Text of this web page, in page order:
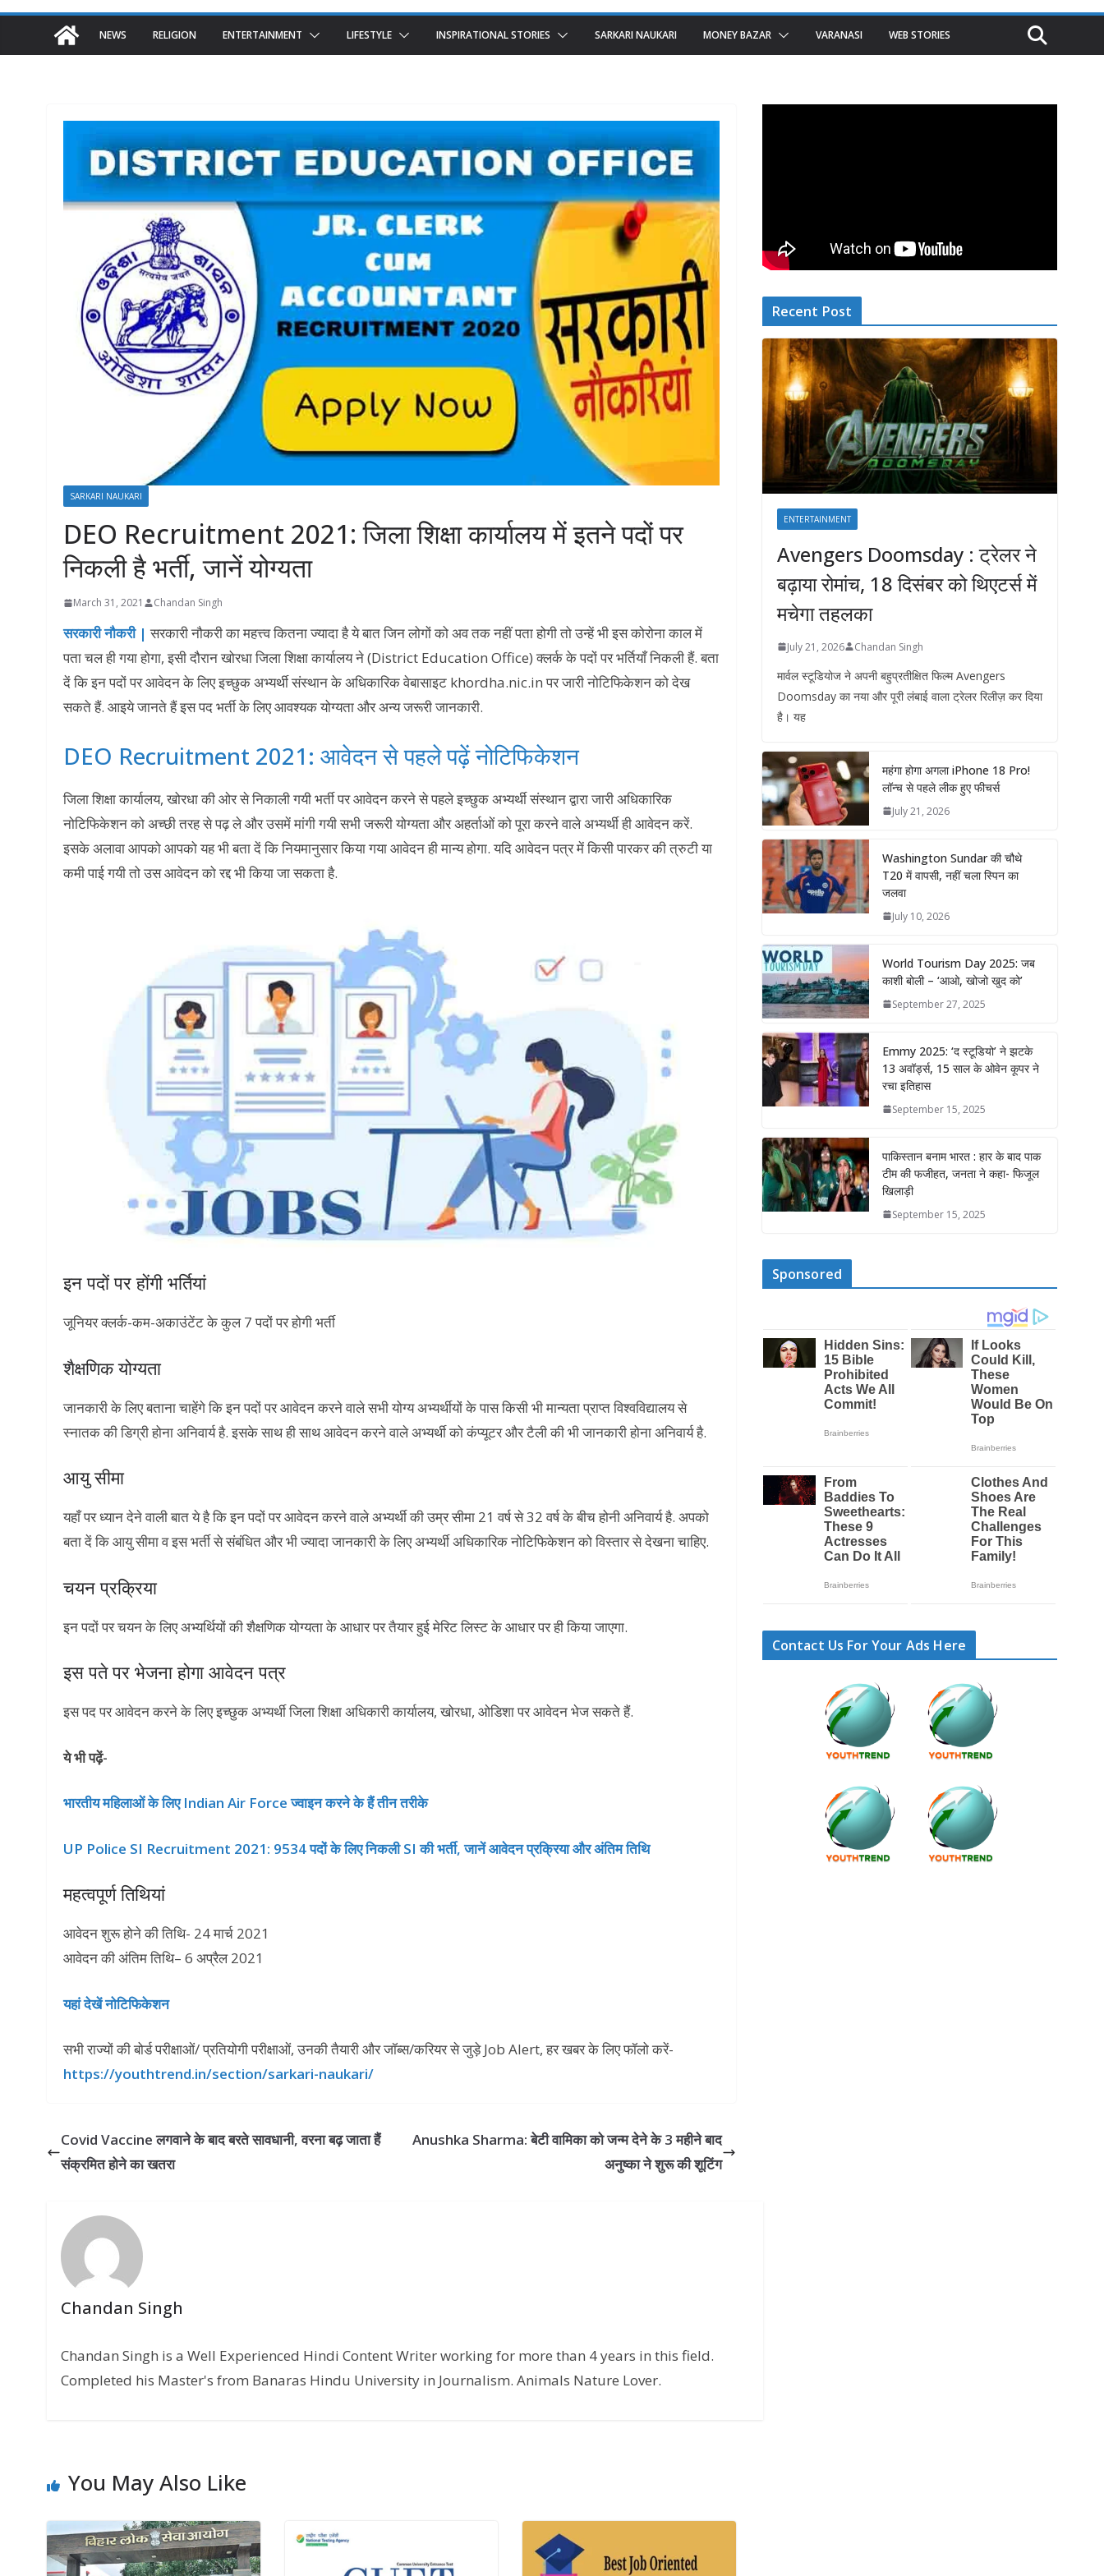
NEWS RELIGION ENTERTAINMENT LIFESTYLE INSPIRATIONAL STORIES SARKARI NAUKARI MONEY BAZAR VARANASI WEB STORIES
SARKARI NAUKARI
DEO Recruitment 2021: जिला शिक्षा कार्यालय में इतने पदों पर
निकली है भर्ती, जानें योग्यता
March 31, 2021 Chandan Singh
सरकारी नौकरी | सरकारी नौकरी का महत्त्व कितना ज्यादा है ये बात जिन लोगों को अव तक नहीं पता होगी तो उन्हें भी इस कोरोना काल में
पता चल ही गया होगा, इसी दौरान खोरधा जिला शिक्षा कार्यालय ने (District Education Office) क्लर्क के पदों पर भर्तियाँ निकली हैं. बता
दें कि इन पदों पर आवेदन के लिए इच्छुक अभ्यर्थी संस्थान के अधिकारिक वेबासाइट khordha.nic.in पर जारी नोटिफिकेशन को देख
सकते हैं. आइये जानते हैं इस पद भर्ती के लिए आवश्यक योग्यता और अन्य जरूरी जानकारी.
DEO Recruitment 2021: आवेदन से पहले पढ़ें नोटिफिकेशन
जिला शिक्षा कार्यालय, खोरधा की ओर से निकाली गयी भर्ती पर आवेदन करने से पहले इच्छुक अभ्यर्थी संस्थान द्वारा जारी अधिकारिक
नोटिफिकेशन को अच्छी तरह से पढ़ ले और उसमें मांगी गयी सभी जरूरी योग्यता और अहर्ताओं को पूरा करने वाले अभ्यर्थी ही आवेदन करें.
इसके अलावा आपको आपको यह भी बता दें कि नियमानुसार किया गया आवेदन ही मान्य होगा. यदि आवेदन पत्र में किसी पारकर की त्रुटी या
कमी पाई गयी तो उस आवेदन को रद्द भी किया जा सकता है.
इन पदों पर होंगी भर्तियां
जूनियर क्लर्क-कम-अकाउंटेंट के कुल 7 पदों पर होगी भर्ती
शैक्षणिक योग्यता
जानकारी के लिए बताना चाहेंगे कि इन पदों पर आवेदन करने वाले सभी योग्य अभ्यर्थीयों के पास किसी भी मान्यता प्राप्त विश्वविद्यालय से
स्नातक की डिग्री होना अनिवार्य है. इसके साथ ही साथ आवेदन करने वाले अभ्यर्थी को कंप्यूटर और टैली की भी जानकारी होना अनिवार्य है.
आयु सीमा
यहाँ पर ध्यान देने वाली बात ये है कि इन पदों पर आवेदन करने वाले अभ्यर्थी की उम्र सीमा 21 वर्ष से 32 वर्ष के बीच होनी अनिवार्य है. अपको
बता दें कि आयु सीमा व इस भर्ती से संबंधित और भी ज्यादा जानकारी के लिए अभ्यर्थी अधिकारिक नोटिफिकेशन को विस्तार से देखना चाहिए.
चयन प्रक्रिया
इन पदों पर चयन के लिए अभ्यर्थियों की शैक्षणिक योग्यता के आधार पर तैयार हुई मेरिट लिस्ट के आधार पर ही किया जाएगा.
इस पते पर भेजना होगा आवेदन पत्र
इस पद पर आवेदन करने के लिए इच्छुक अभ्यर्थी जिला शिक्षा अधिकारी कार्यालय, खोरधा, ओडिशा पर आवेदन भेज सकते हैं.
ये भी पढ़ें-
भारतीय महिलाओं के लिए Indian Air Force ज्वाइन करने के हैं तीन तरीके
UP Police SI Recruitment 2021: 9534 पदों के लिए निकली SI की भर्ती, जानें आवेदन प्रक्रिया और अंतिम तिथि
महत्वपूर्ण तिथियां
आवेदन शुरू होने की तिथि- 24 मार्च 2021
आवेदन की अंतिम तिथि– 6 अप्रैल 2021
यहां देखें नोटिफिकेशन
सभी राज्यों की बोर्ड परीक्षाओं/ प्रतियोगी परीक्षाओं, उनकी तैयारी और जॉब्स/करियर से जुड़े Job Alert, हर खबर के लिए फॉलो करें-
https://youthtrend.in/section/sarkari-naukari/
Covid Vaccine लगवाने के बाद बरते सावधानी, वरना बढ़ जाता हैं
संक्रमित होने का खतरा
Anushka Sharma: बेटी वामिका को जन्म देने के 3 महीने बाद
अनुष्का ने शुरू की शूटिंग
Chandan Singh
Chandan Singh is a Well Experienced Hindi Content Writer working for more than 4 years in this field.
Completed his Master's from Banaras Hindu University in Journalism. Animals Nature Lover.
You May Also Like
Recent Post
ENTERTAINMENT
Avengers Doomsday : ट्रेलर ने
बढ़ाया रोमांच, 18 दिसंबर को थिएटर्स में
मचेगा तहलका
July 21, 2026 Chandan Singh
मार्वल स्टूडियोज ने अपनी बहुप्रतीक्षित फिल्म Avengers
Doomsday का नया और पूरी लंबाई वाला ट्रेलर रिलीज़ कर दिया
है। यह
महंगा होगा अगला iPhone 18 Pro!
लॉन्च से पहले लीक हुए फीचर्स
July 21, 2026
Washington Sundar की चौथे
T20 में वापसी, नहीं चला स्पिन का
जलवा
July 10, 2026
World Tourism Day 2025: जब
काशी बोली – ‘आओ, खोजो खुद को’
September 27, 2025
Emmy 2025: ‘द स्टूडियो’ ने झटके
13 अवॉर्ड्स, 15 साल के ओवेन कूपर ने
रचा इतिहास
September 15, 2025
पाकिस्तान बनाम भारत : हार के बाद पाक
टीम की फजीहत, जनता ने कहा- फिजूल
खिलाड़ी
September 15, 2025
Sponsored
Contact Us For Your Ads Here